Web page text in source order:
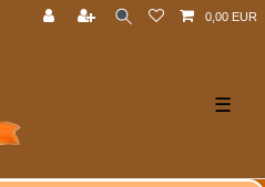
0,00 EUR
☰